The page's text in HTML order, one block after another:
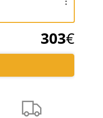
303€